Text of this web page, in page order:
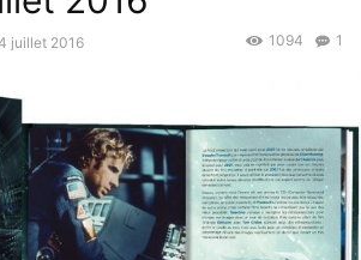
juillet 2016 1
1094